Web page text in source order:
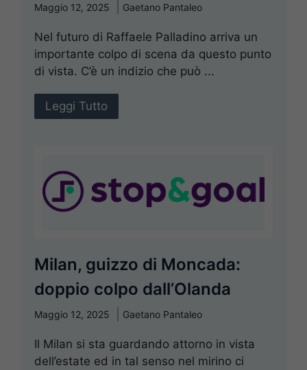
Maggio 12, 2025 Gaetano Pantaleo
Nel futuro di Raffaele Palladino arriva un
importante colpo di scena da questo punto
di vista. C’è un indizio che può ...
Leggi Tutto
Milan, guizzo di Moncada:
doppio colpo dall’Olanda
Maggio 12, 2025 Gaetano Pantaleo
Il Milan si sta guardando attorno in vista
dell’estate ed in tal senso nel mirino ci